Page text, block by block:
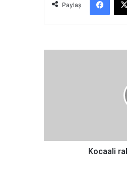
Paylaş
a
Kocaali